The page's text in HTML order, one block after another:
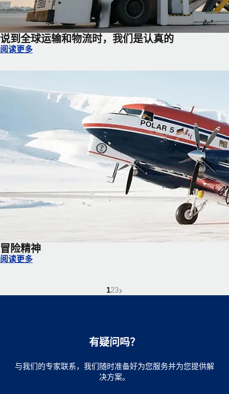
说到全球运输和物流时，我们是认真的
说到全球运输和物流时，我们是认真的
阅读更多
冒险精神
冒险精神
阅读更多
当前页面为
1返回首页
2返回首页
3下一页
有疑问吗？
与我们的专家联系，我们随时准备好为您服务并为您提供解
决方案。